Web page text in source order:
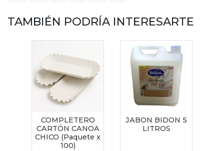
TAMBIÉN PODRÍA INTERESARTE
COMPLETERO
CARTÓN CANOA
CHICO (Paquete x
100)
JABON BIDON 5
LITROS